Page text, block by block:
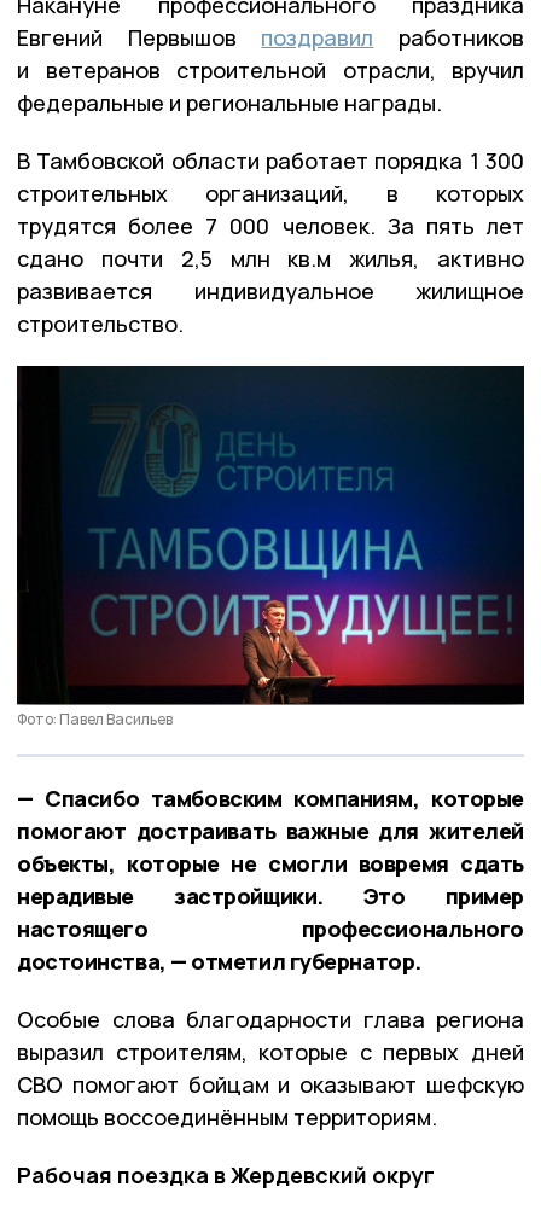
Евгений Первышов поздравил работников
и ветеранов строительной отрасли, вручил
федеральные и региональные награды.
В Тамбовской области работает порядка 1 300
строительных организаций, в которых
трудятся более 7 000 человек. За пять лет
сдано почти 2,5 млн кв.м жилья, активно
развивается индивидуальное жилищное
строительство.
Фото: Павел Васильев
— Спасибо тамбовским компаниям, которые
помогают достраивать важные для жителей
объекты, которые не смогли вовремя сдать
нерадивые застройщики. Это пример
настоящего профессионального
достоинства, — отметил губернатор.
Особые слова благодарности глава региона
выразил строителям, которые с первых дней
СВО помогают бойцам и оказывают шефскую
помощь воссоединённым территориям.
Рабочая поездка в Жердевский округ